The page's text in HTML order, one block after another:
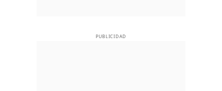
PUBLICIDAD